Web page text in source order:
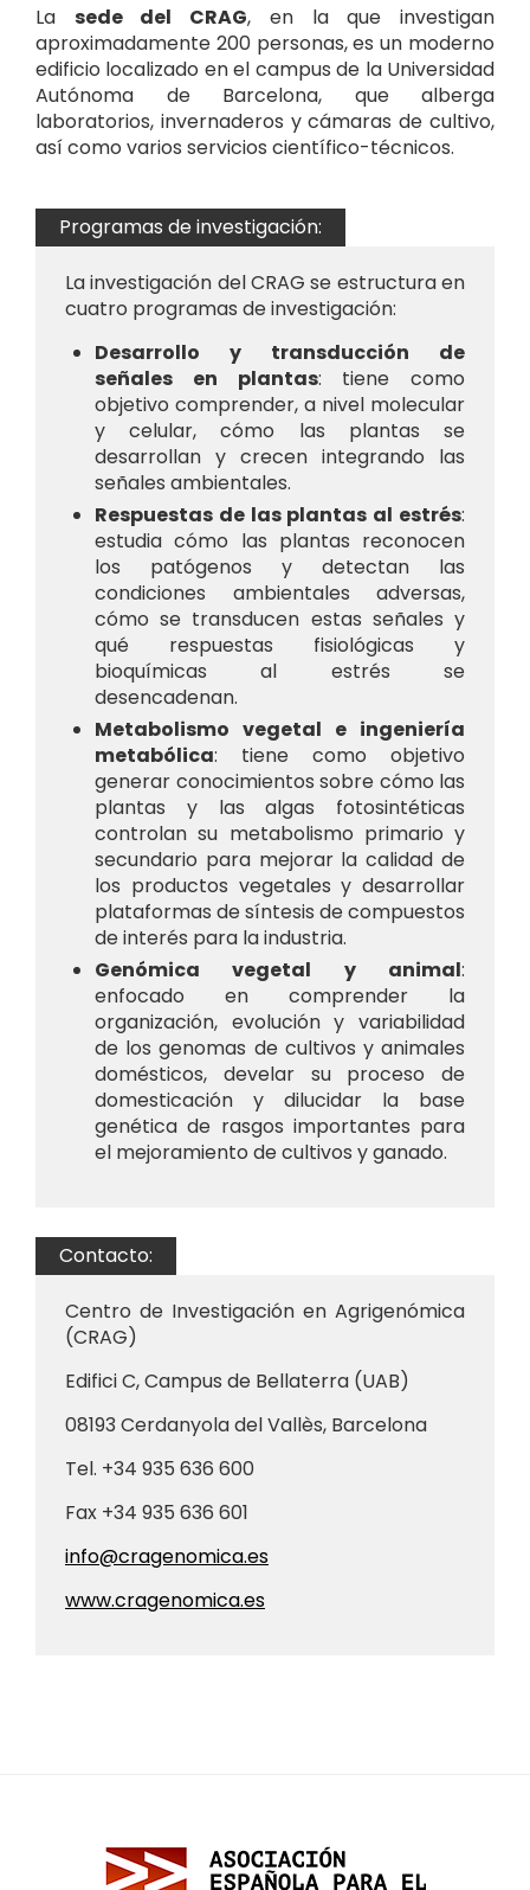
La sede del CRAG, en la que investigan
aproximadamente 200 personas, es un moderno
edificio localizado en el campus de la Universidad
Autónoma de Barcelona, que alberga
laboratorios, invernaderos y cámaras de cultivo,
así como varios servicios científico-técnicos.
Programas de investigación:
La investigación del CRAG se estructura en
cuatro programas de investigación:
Desarrollo y transducción de
señales en plantas: tiene como
objetivo comprender, a nivel molecular
y celular, cómo las plantas se
desarrollan y crecen integrando las
señales ambientales.
Respuestas de las plantas al estrés:
estudia cómo las plantas reconocen
los patógenos y detectan las
condiciones ambientales adversas,
cómo se transducen estas señales y
qué respuestas fisiológicas y
bioquímicas al estrés se
desencadenan.
Metabolismo vegetal e ingeniería
metabólica: tiene como objetivo
generar conocimientos sobre cómo las
plantas y las algas fotosintéticas
controlan su metabolismo primario y
secundario para mejorar la calidad de
los productos vegetales y desarrollar
plataformas de síntesis de compuestos
de interés para la industria.
Genómica vegetal y animal:
enfocado en comprender la
organización, evolución y variabilidad
de los genomas de cultivos y animales
domésticos, develar su proceso de
domesticación y dilucidar la base
genética de rasgos importantes para
el mejoramiento de cultivos y ganado.
Contacto:
Centro de Investigación en Agrigenómica
(CRAG)
Edifici C, Campus de Bellaterra (UAB)
08193 Cerdanyola del Vallès, Barcelona
Tel. +34 935 636 600
Fax +34 935 636 601
info@cragenomica.es
www.cragenomica.es